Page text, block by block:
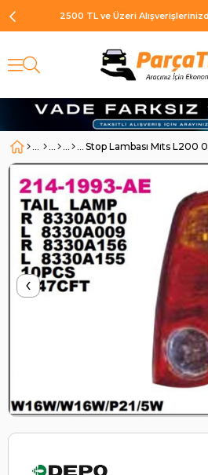
2500 TL ve Üzeri
Stop Lambası Mıts L200
‹